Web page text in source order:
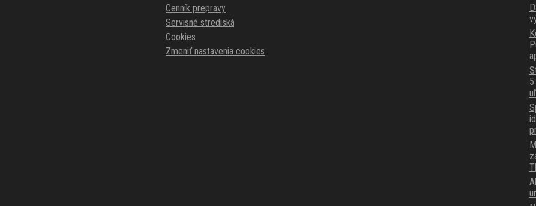
Cenník prepravy
Servisné strediská
Cookies
Zmeniť nastavenia cookies